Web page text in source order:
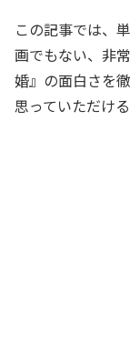
この記事では、
画でもない、非
婚』の面白さを
思っていただけ